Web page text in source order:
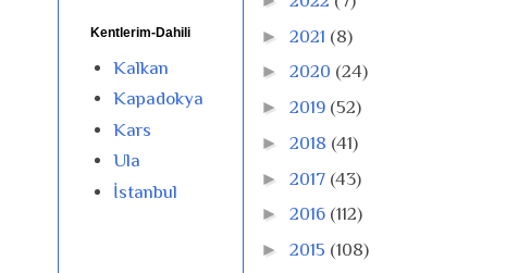
Kentlerim-Dahili
Kalkan
Kapadokya
Kars
Ula
İstanbul
► 2021 (8)
► 2020 (24)
► 2019 (52)
► 2018 (41)
► 2017 (43)
► 2016 (112)
► 2015 (108)